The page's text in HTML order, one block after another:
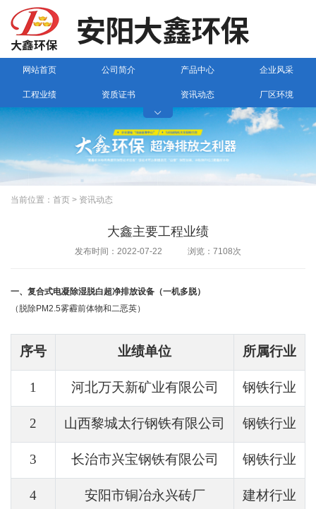
网站首页 公司简介 产品中心 企业风采
工程业绩 资质证书 资讯动态 厂区环境
联系我们

当前位置： 首页 > 资讯动态
大鑫主要工程业绩
发布时间：2022-07-22 浏览：7108次
一、复合式电凝除湿脱白超净排放设备（一机多脱）
（脱除PM2.5雾霾前体物和二恶英）
序号 业绩单位 所属行业
1 河北万天新矿业有限公司 钢铁行业
2 山西黎城太行钢铁有限公司 钢铁行业
3 长治市兴宝钢铁有限公司 钢铁行业
4 安阳市铜冶永兴砖厂 建材行业